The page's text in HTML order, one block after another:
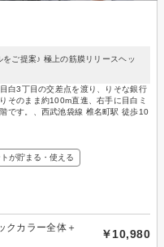
ご提案♪ 極上の筋膜リリースヘッ
白3丁目の交差点を渡り、りそな銀行
そのまま約100m直進、右手に目白ミ
です。、西武池袋線 椎名町駅 徒歩10
が貯まる・使える
クカラー全体＋
￥10,980